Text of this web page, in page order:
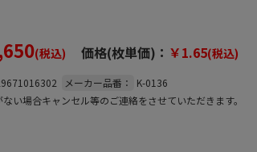
(税込) 価格(枚単価)： ￥1.65(税込)
メーカー品番：
K-0136
い場合キャンセル等のご連絡をさせていただきます。